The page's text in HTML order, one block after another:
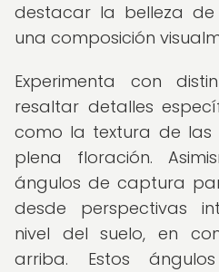
destacar la belleza
una composición
Experimenta con
resaltar detalles
como la textura de las
plena floración.
ángulos de captura
desde perspectivas
nivel del suelo, en
arriba. Estos